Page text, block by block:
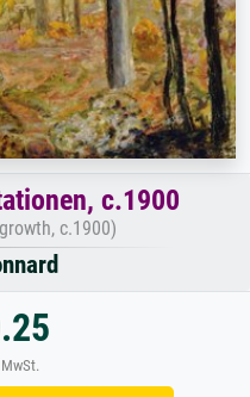
c.1900
c.1900)